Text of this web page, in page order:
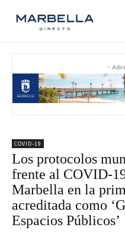
-
COVID-19
Los protocolos
frente al COVID-
Marbella en la
acreditada como
Espacios Públicos’